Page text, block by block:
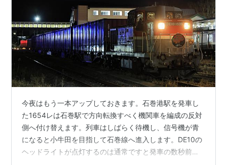
今夜はもう一本アップしておきます。石巻港駅を発車し
た1654レは石巻駅で方向転換すべく機関車を編成の反対
側へ付け替えます。列車はしばらく待機し、信号機が青
になると小牛田を目指して石巻線へ進入します。DE10の
ヘッドライトが点灯するのは通常ですと発車の数秒前。